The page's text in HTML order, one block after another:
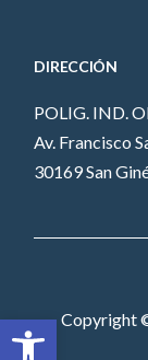
Abrir
DIRECCIÓN
POLIG. IND.
Av. Francisco
30169 San
Copyright